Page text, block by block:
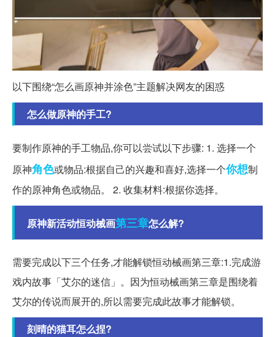
以下围绕“怎么画原神并涂色”主题解决网友的困惑
怎么做原神的手工?
要制作原神的手工物品,你可以尝试以下步骤: 1. 选择一个
原神角色或物品:根据自己的兴趣和喜好,选择一个你想制
作的原神角色或物品。 2. 收集材料:根据你选择。
原神新活动恒动械画第三章怎么解?
需要完成以下三个任务,才能解锁恒动械画第三章:1.完成游
戏内故事「艾尔的迷信」。因为恒动械画第三章是围绕着
艾尔的传说而展开的,所以需要完成此故事才能解锁。
刻晴的猫耳怎么捏?